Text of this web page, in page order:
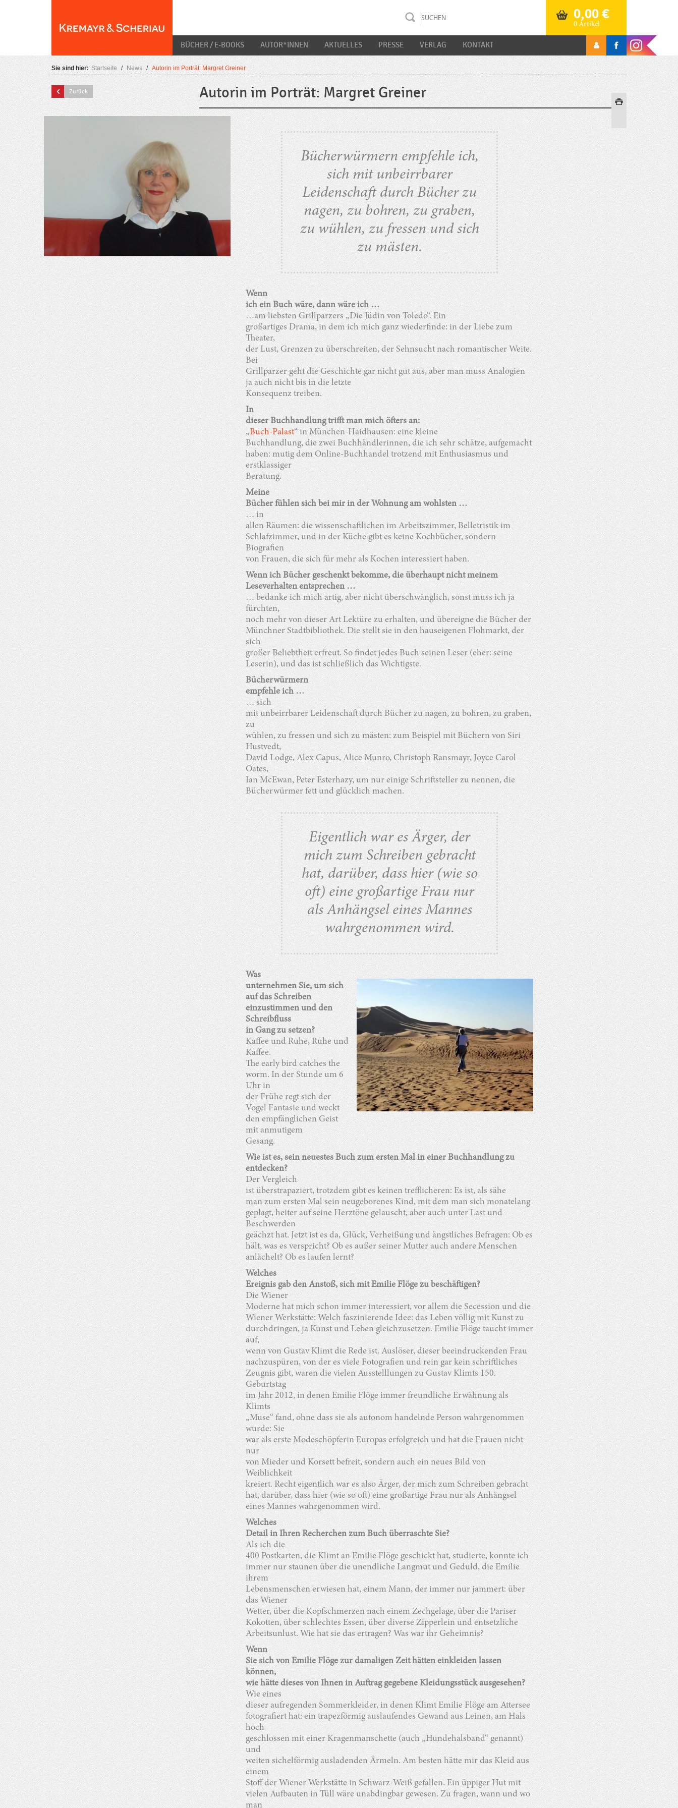
0,00€
0 Artikel
BÜCHER / E-BOOKS AUTOR*INNEN AKTUELLES PRESSE VERLAG KONTAKT
Sie sind hier: Startseite / News / Autorin im Porträt: Margret Greiner
Zurück Autorin im Porträt: Margret Greiner
Bücherwürmern empfehle ich,
sich mit unbeirrbarer
Leidenschaft durch Bücher zu
nagen, zu bohren, zu graben,
zu wühlen, zu fressen und sich
zu mästen.
Wenn
ich ein Buch wäre, dann wäre ich …
…am liebsten Grillparzers „Die Jüdin von Toledo“. Ein
großartiges Drama, in dem ich mich ganz wiederfinde: in der Liebe zum
Theater,
der Lust, Grenzen zu überschreiten, der Sehnsucht nach romantischer Weite.
Bei
Grillparzer geht die Geschichte gar nicht gut aus, aber man muss Analogien
ja auch nicht bis in die letzte
Konsequenz treiben.
In
dieser Buchhandlung trifft man mich öfters an:
„Buch-Palast“ in München-Haidhausen: eine kleine
Buchhandlung, die zwei Buchhändlerinnen, die ich sehr schätze, aufgemacht
haben: mutig dem Online-Buchhandel trotzend mit Enthusiasmus und
erstklassiger
Beratung.
Meine
Bücher fühlen sich bei mir in der Wohnung am wohlsten …
… in
allen Räumen: die wissenschaftlichen im Arbeitszimmer, Belletristik im
Schlafzimmer, und in der Küche gibt es keine Kochbücher, sondern
Biografien
von Frauen, die sich für mehr als Kochen interessiert haben.
Wenn ich Bücher geschenkt bekomme, die überhaupt nicht meinem
Leseverhalten entsprechen …
… bedanke ich mich artig, aber nicht überschwänglich, sonst muss ich ja
fürchten,
noch mehr von dieser Art Lektüre zu erhalten, und übereigne die Bücher der
Münchner Stadtbibliothek. Die stellt sie in den hauseigenen Flohmarkt, der
sich
großer Beliebtheit erfreut. So findet jedes Buch seinen Leser (eher: seine
Leserin), und das ist schließlich das Wichtigste.
Bücherwürmern
empfehle ich …
… sich
mit unbeirrbarer Leidenschaft durch Bücher zu nagen, zu bohren, zu graben,
zu
wühlen, zu fressen und sich zu mästen: zum Beispiel mit Büchern von Siri
Hustvedt,
David Lodge, Alex Capus, Alice Munro, Christoph Ransmayr, Joyce Carol
Oates,
Ian McEwan, Peter Esterhazy, um nur einige Schriftsteller zu nennen, die
Bücherwürmer fett und glücklich machen.
Eigentlich war es Ärger, der
mich zum Schreiben gebracht
hat, darüber, dass hier (wie so
oft) eine großartige Frau nur
als Anhängsel eines Mannes
wahrgenommen wird.
Was
unternehmen Sie, um sich
auf das Schreiben
einzustimmen und den
Schreibfluss
in Gang zu setzen?
Kaffee und Ruhe, Ruhe und
Kaffee.
The early bird catches the
worm. In der Stunde um 6
Uhr in
der Frühe regt sich der
Vogel Fantasie und weckt
den empfänglichen Geist
mit anmutigem
Gesang.
Wie ist es, sein neuestes Buch zum ersten Mal in einer Buchhandlung zu
entdecken?
Der Vergleich
ist überstrapaziert, trotzdem gibt es keinen trefflicheren: Es ist, als sähe
man zum ersten Mal sein neugeborenes Kind, mit dem man sich monatelang
geplagt, heiter auf seine Herztöne gelauscht, aber auch unter Last und
Beschwerden
geächzt hat. Jetzt ist es da, Glück, Verheißung und ängstliches Befragen: Ob es
hält, was es verspricht? Ob es außer seiner Mutter auch andere Menschen
anlächelt? Ob es laufen lernt?
Welches
Ereignis gab den Anstoß, sich mit Emilie Flöge zu beschäftigen?
Die Wiener
Moderne hat mich schon immer interessiert, vor allem die Secession und die
Wiener Werkstätte: Welch faszinierende Idee: das Leben völlig mit Kunst zu
durchdringen, ja Kunst und Leben gleichzusetzen. Emilie Flöge taucht immer
auf,
wenn von Gustav Klimt die Rede ist. Auslöser, dieser beeindruckenden Frau
nachzuspüren, von der es viele Fotografien und rein gar kein schriftliches
Zeugnis gibt, waren die vielen Ausstelllungen zu Gustav Klimts 150.
Geburtstag
im Jahr 2012, in denen Emilie Flöge immer freundliche Erwähnung als
Klimts
„Muse“ fand, ohne dass sie als autonom handelnde Person wahrgenommen
wurde: Sie
war als erste Modeschöpferin Europas erfolgreich und hat die Frauen nicht
nur
von Mieder und Korsett befreit, sondern auch ein neues Bild von
Weiblichkeit
kreiert. Recht eigentlich war es also Ärger, der mich zum Schreiben gebracht
hat, darüber, dass hier (wie so oft) eine großartige Frau nur als Anhängsel
eines Mannes wahrgenommen wird.
Welches
Detail in Ihren Recherchen zum Buch überraschte Sie?
Als ich die
400 Postkarten, die Klimt an Emilie Flöge geschickt hat, studierte, konnte ich
immer nur staunen über die unendliche Langmut und Geduld, die Emilie
ihrem
Lebensmenschen erwiesen hat, einem Mann, der immer nur jammert: über
das Wiener
Wetter, über die Kopfschmerzen nach einem Zechgelage, über die Pariser
Kokotten, über schlechtes Essen, über diverse Zipperlein und entsetzliche
Arbeitsunlust. Wie hat sie das ertragen? Was war ihr Geheimnis?
Wenn
Sie sich von Emilie Flöge zur damaligen Zeit hätten einkleiden lassen
können,
wie hätte dieses von Ihnen in Auftrag gegebene Kleidungsstück ausgesehen?
Wie eines
dieser aufregenden Sommerkleider, in denen Klimt Emilie Flöge am Attersee
fotografiert hat: ein trapezförmig auslaufendes Gewand aus Leinen, am Hals
hoch
geschlossen mit einer Kragenmanschette (auch „Hundehalsband“ genannt)
und
weiten sichelförmig ausladenden Ärmeln. Am besten hätte mir das Kleid aus
einem
Stoff der Wiener Werkstätte in Schwarz-Weiß gefallen. Ein üppiger Hut mit
vielen Aufbauten in Tüll wäre unabdingbar gewesen. Zu fragen, wann und wo
man